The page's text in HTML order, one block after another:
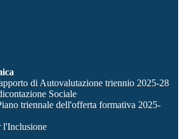
di Autovalutazione triennio 2025-28
Sociale
triennale dell'offerta formativa 2025-
l'Inclusione